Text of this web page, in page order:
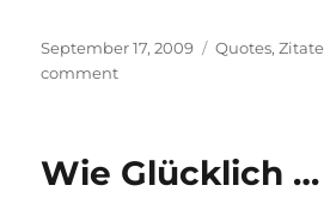
Posted
on
September 17, 2009 Categories
Quotes,Zitate
commenton
…
Wie Glücklich …